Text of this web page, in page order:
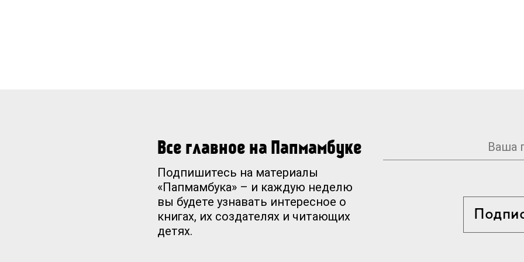
Все главное на Папмамбуке
Подпишитесь на материалы
«Папмамбука» – и каждую неделю
вы будете узнавать интересное о
книгах, их создателях и читающих
детях.